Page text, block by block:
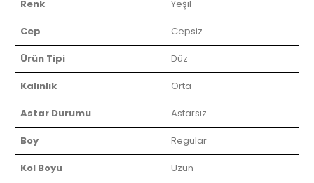
Renk Yeşil
Cep Cepsiz
Ürün Tipi Düz
Kalınlık Orta
Astar Durumu Astarsız
Boy Regular
Kol Boyu Uzun